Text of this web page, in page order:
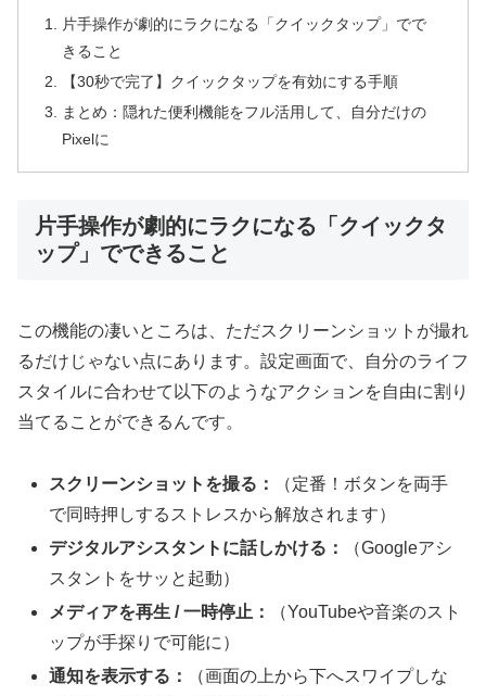
片手操作が劇的にラクになる「クイックタップ」でで
きること
【30秒で完了】クイックタップを有効にする手順
まとめ：隠れた便利機能をフル活用して、自分だけの
Pixelに
片手操作が劇的にラクになる「クイックタ
ップ」でできること
この機能の凄いところは、ただスクリーンショットが撮れ
るだけじゃない点にあります。設定画面で、自分のライフ
スタイルに合わせて以下のようなアクションを自由に割り
当てることができるんです。
スクリーンショットを撮る：
（定番！ボタンを両手
で同時押しするストレスから解放されます）
デジタルアシスタントに話しかける：
（Googleアシ
スタントをサッと起動）
メディアを再生 / 一時停止：
（YouTubeや音楽のスト
ップが手探りで可能に）
通知を表示する：
（画面の上から下へスワイプしな